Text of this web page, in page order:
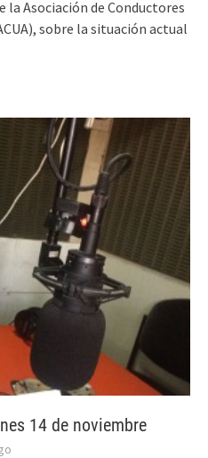
la Asociación de Conductores
sobre la situación actual
14 de noviembre